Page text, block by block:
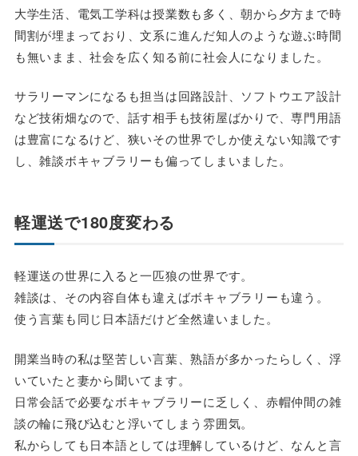
大学生活、電気工学科は授業数も多く、朝から夕方まで時
間割が埋まっており、文系に進んだ知人のような遊ぶ時間
も無いまま、社会を広く知る前に社会人になりました。
サラリーマンになるも担当は回路設計、ソフトウエア設計
など技術畑なので、話す相手も技術屋ばかりで、専門用語
は豊富になるけど、狭いその世界でしか使えない知識です
し、雑談ボキャブラリーも偏ってしまいました。
軽運送で180度変わる
軽運送の世界に入ると一匹狼の世界です。
雑談は、その内容自体も違えばボキャブラリーも違う。
使う言葉も同じ日本語だけど全然違いました。
開業当時の私は堅苦しい言葉、熟語が多かったらしく、浮
いていたと妻から聞いてます。
日常会話で必要なボキャブラリーに乏しく、赤帽仲間の雑
談の輪に飛び込むと浮いてしまう雰囲気。
私からしても日本語としては理解しているけど、なんと言